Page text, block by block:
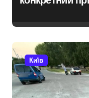
Київ